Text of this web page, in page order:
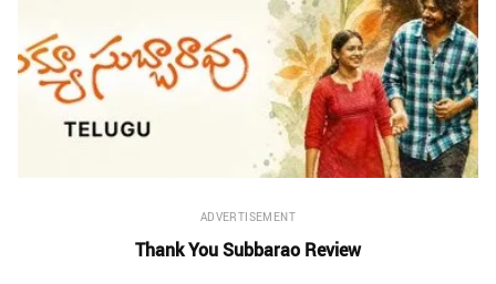
ADVERTISEMENT
Thank You Subbarao Review